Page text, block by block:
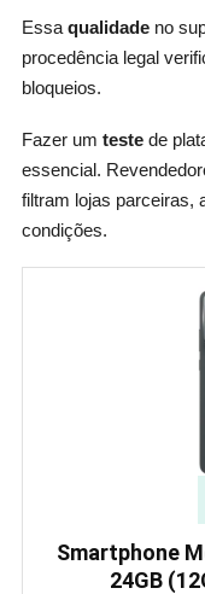
Essa qualidadeno
procedência legal
bloqueios.
Fazer um testede
essencial.
filtram lojas parceiras,
condições.
Smartphone
24GB